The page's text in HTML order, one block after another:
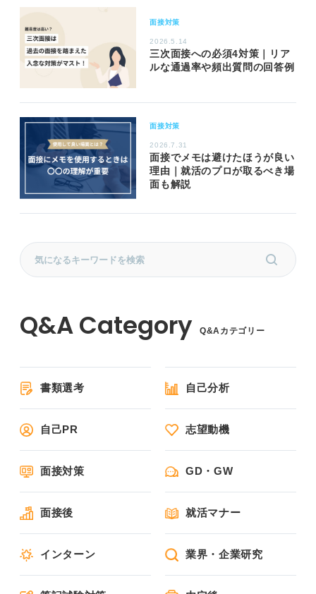
面接対策
2026.5.14
三次面接への必須4対策｜リア
ルな通過率や頻出質問の回答例
面接対策
2026.7.31
面接でメモは避けたほうが良い
理由｜就活のプロが取るべき場
面も解説
Q&Aカテゴリー
書類選考 自己分析
自己PR 志望動機
面接対策 GD・GW
面接後 就活マナー
インターン 業界・企業研究